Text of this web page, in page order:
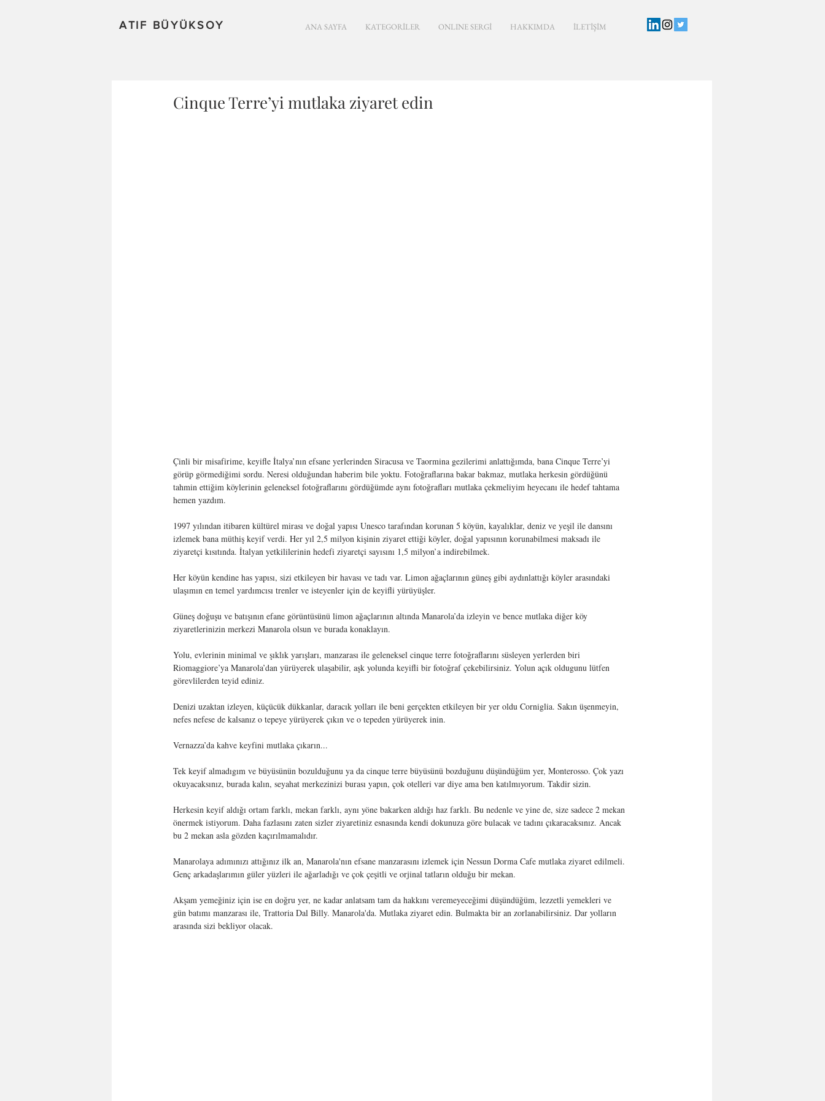
ATIF BÜYÜKSOY ANA SAYFA KATEGORİLER ONLINE SERGİ HAKKIMDA İLETİŞİM
Cinque Terre’yi mutlaka ziyaret edin
Çinli bir misafirime, keyifle İtalya’nın efsane yerlerinden Siracusa ve Taormina gezilerimi anlattığımda, bana Cinque Terre’yi
görüp görmediğimi sordu. Neresi olduğundan haberim bile yoktu. Fotoğraflarına bakar bakmaz, mutlaka herkesin gördüğünü
tahmin ettiğim köylerinin geleneksel fotoğraflarını gördüğümde aynı fotoğrafları mutlaka çekmeliyim heyecanı ile hedef tahtama
hemen yazdım.
1997 yılından itibaren kültürel mirası ve doğal yapısı Unesco tarafından korunan 5 köyün, kayalıklar, deniz ve yeşil ile dansını
izlemek bana müthiş keyif verdi. Her yıl 2,5 milyon kişinin ziyaret ettiği köyler, doğal yapısının korunabilmesi maksadı ile
ziyaretçi kısıtında. İtalyan yetkililerinin hedefi ziyaretçi sayısını 1,5 milyon’a indirebilmek.
Her köyün kendine has yapısı, sizi etkileyen bir havası ve tadı var. Limon ağaçlarının güneş gibi aydınlattığı köyler arasındaki
ulaşımın en temel yardımcısı trenler ve isteyenler için de keyifli yürüyüşler.
Güneş doğuşu ve batışının efane görüntüsünü limon ağaçlarının altında Manarola’da izleyin ve bence mutlaka diğer köy
ziyaretlerinizin merkezi Manarola olsun ve burada konaklayın.
Yolu, evlerinin minimal ve şıklık yarışları, manzarası ile geleneksel cinque terre fotoğraflarını süsleyen yerlerden biri
Riomaggiore’ya Manarola’dan yürüyerek ulaşabilir, aşk yolunda keyifli bir fotoğraf çekebilirsiniz. Yolun açık oldugunu lütfen
görevlilerden teyid ediniz.
Denizi uzaktan izleyen, küçücük dükkanlar, daracık yolları ile beni gerçekten etkileyen bir yer oldu Corniglia. Sakın üşenmeyin,
nefes nefese de kalsanız o tepeye yürüyerek çıkın ve o tepeden yürüyerek inin.
Vernazza’da kahve keyfini mutlaka çıkarın...
Tek keyif almadıgım ve büyüsünün bozulduğunu ya da cinque terre büyüsünü bozduğunu düşündüğüm yer, Monterosso. Çok yazı
okuyacaksınız, burada kalın, seyahat merkezinizi burası yapın, çok otelleri var diye ama ben katılmıyorum. Takdir sizin.
Herkesin keyif aldığı ortam farklı, mekan farklı, aynı yöne bakarken aldığı haz farklı. Bu nedenle ve yine de, size sadece 2 mekan
önermek istiyorum. Daha fazlasını zaten sizler ziyaretiniz esnasında kendi dokunuza göre bulacak ve tadını çıkaracaksınız. Ancak
bu 2 mekan asla gözden kaçırılmamalıdır.
Manarolaya adımınızı attığınız ilk an, Manarola'nın efsane manzarasını izlemek için Nessun Dorma Cafe mutlaka ziyaret edilmeli.
Genç arkadaşlarımın güler yüzleri ile ağarladığı ve çok çeşitli ve orjinal tatların olduğu bir mekan.
Akşam yemeğiniz için ise en doğru yer, ne kadar anlatsam tam da hakkını veremeyeceğimi düşündüğüm, lezzetli yemekleri ve
gün batımı manzarası ile, Trattoria Dal Billy. Manarola'da. Mutlaka ziyaret edin. Bulmakta bir an zorlanabilirsiniz. Dar yolların
arasında sizi bekliyor olacak.